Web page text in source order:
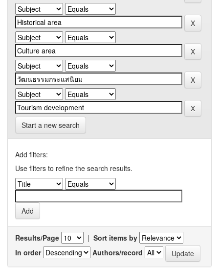
Start a new search
Add filters:
Use filters to refine the search results.
Results/Page | Sort items by
In order
Authors/record